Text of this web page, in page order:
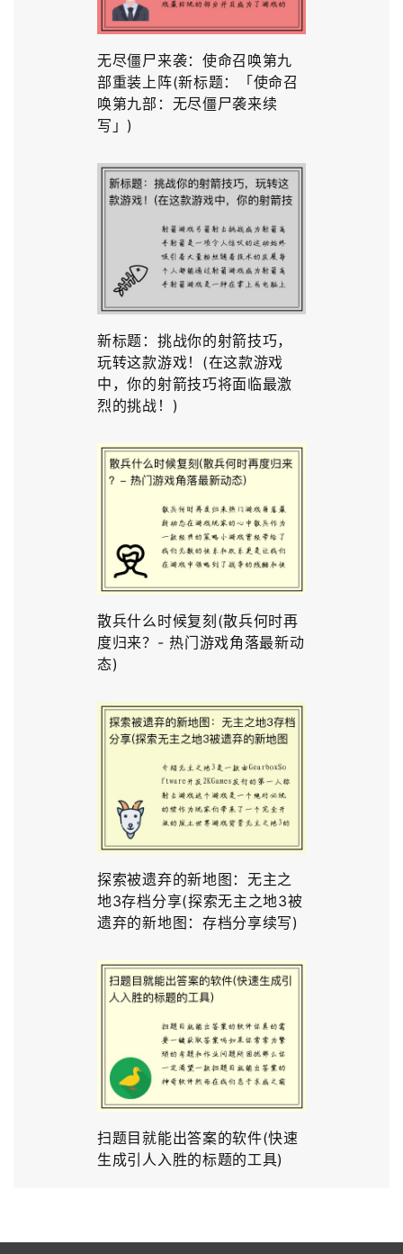
无尽僵尸来袭：使命召唤第九
部重装上阵(新标题：「使命召
唤第九部：无尽僵尸袭来续
写」)
新标题：挑战你的射箭技巧，
玩转这款游戏！(在这款游戏
中，你的射箭技巧将面临最激
烈的挑战！)
散兵什么时候复刻(散兵何时再
度归来？- 热门游戏角落最新动
态)
探索被遗弃的新地图：无主之
地3存档分享(探索无主之地3被
遗弃的新地图：存档分享续写)
扫题目就能出答案的软件(快速
生成引人入胜的标题的工具)